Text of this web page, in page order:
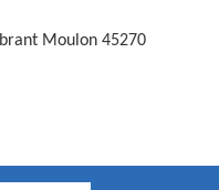
Moulon 45270